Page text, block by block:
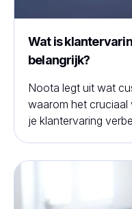
Wat is
belangrijk?
Noota legt uit wat
waarom het cruciaal
je klantervaring